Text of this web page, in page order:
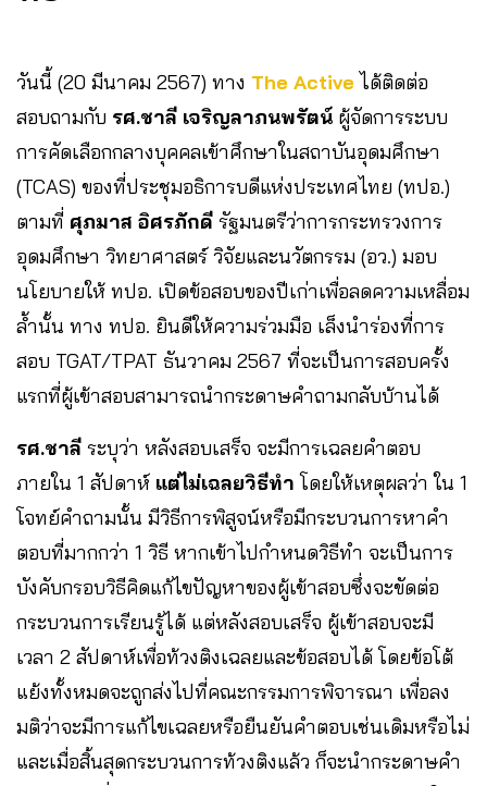
วันนี้ (20 มีนาคม 2567) ทาง The Active ได้ติดต่อ
สอบถามกับ รศ.ชาลี เจริญลาภนพรัตน์ ผู้จัดการระบบ
การคัดเลือกกลางบุคคลเข้าศึกษาในสถาบันอุดมศึกษา
(TCAS) ของที่ประชุมอธิการบดีแห่งประเทศไทย (ทปอ.)
ตามที่ ศุภมาส อิศรภักดี รัฐมนตรีว่าการกระทรวงการ
อุดมศึกษา วิทยาศาสตร์ วิจัยและนวัตกรรม (อว.) มอบ
นโยบายให้ ทปอ. เปิดข้อสอบของปีเก่าเพื่อลดความเหลื่อม
ล้ำนั้น ทาง ทปอ. ยินดีให้ความร่วมมือ เล็งนำร่องที่การ
สอบ TGAT/TPAT ธันวาคม 2567 ที่จะเป็นการสอบครั้ง
แรกที่ผู้เข้าสอบสามารถนำกระดาษคำถามกลับบ้านได้
รศ.ชาลี ระบุว่า หลังสอบเสร็จ จะมีการเฉลยคำตอบ
ภายใน 1 สัปดาห์ แต่ไม่เฉลยวิธีทำ โดยให้เหตุผลว่า ใน 1
โจทย์คำถามนั้น มีวิธีการพิสูจน์หรือมีกระบวนการหาคำ
ตอบที่มากกว่า 1 วิธี หากเข้าไปกำหนดวิธีทำ จะเป็นการ
บังคับกรอบวิธีคิดแก้ไขปัญหาของผู้เข้าสอบซึ่งจะขัดต่อ
กระบวนการเรียนรู้ได้ แต่หลังสอบเสร็จ ผู้เข้าสอบจะมี
เวลา 2 สัปดาห์เพื่อท้วงติงเฉลยและข้อสอบได้ โดยข้อโต้
แย้งทั้งหมดจะถูกส่งไปที่คณะกรรมการพิจารณา เพื่อลง
มติว่าจะมีการแก้ไขเฉลยหรือยืนยันคำตอบเช่นเดิมหรือไม่
และเมื่อสิ้นสุดกระบวนการท้วงติงแล้ว ก็จะนำกระดาษคำ